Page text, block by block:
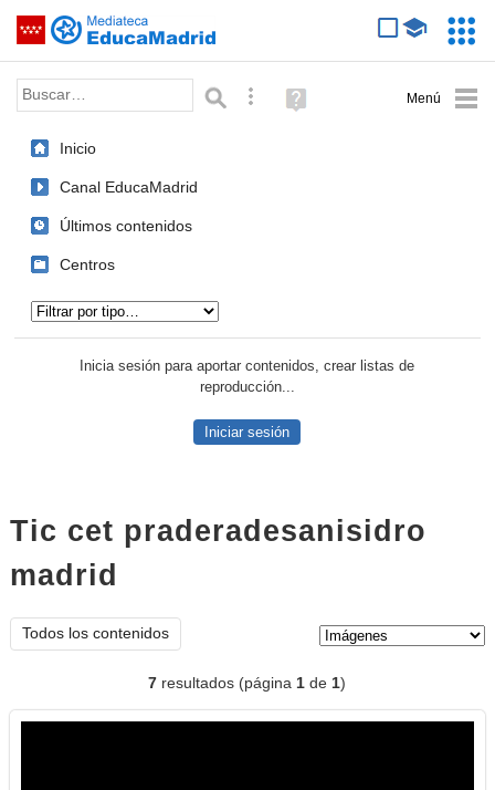
Saltar navegación
Palabra o frase: Búsqueda avanzada
Ayuda
(en
Inicio
Canal EducaMadrid
Últimos contenidos
Centros
Inicia sesión para aportar contenidos, crear listas de
reproducción...
Iniciar sesión
Tic cet praderadesanisidro
madrid
Todos los contenidos
7 resultados (página1 de1)